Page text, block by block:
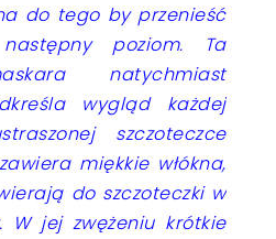
do tego by przenieść
poziom. Ta
natychmiast
wygląd każdej
szczoteczce
miękkie włókna,
do szczoteczki w
W jej zwężeniu krótkie